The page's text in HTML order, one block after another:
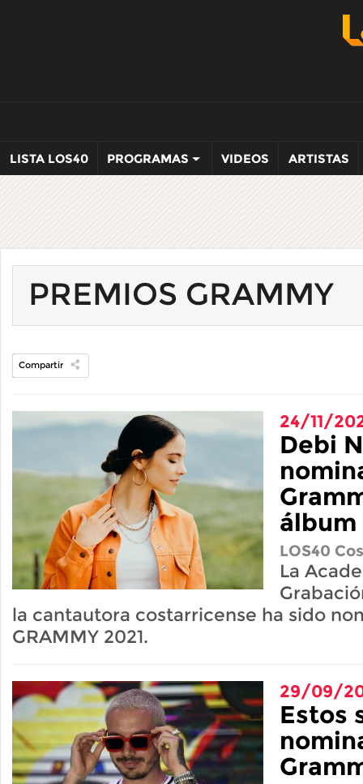
LISTA LOS40 PROGRAMAS VIDEOS ARTISTAS
PREMIOS GRAMMY
Compartir
24/11/
Debi
álbum
LOS40
La
la cantautora costarricense ha sido
GRAMMY 2021.
29/09/
Estos